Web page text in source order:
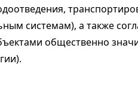
системам), а также
общественно